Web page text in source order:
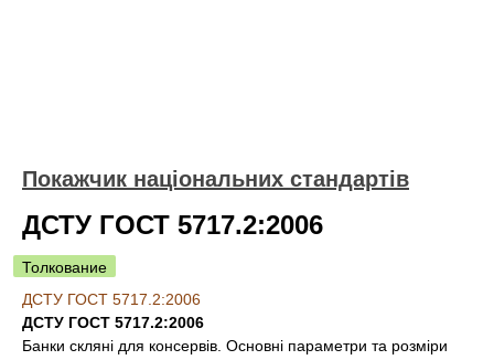
Покажчик національних стандартів
ДСТУ ГОСТ 5717.2:2006
Толкование
ДСТУ ГОСТ 5717.2:2006
ДСТУ ГОСТ 5717.2:2006
Банки скляні для консервів. Основні параметри та розміри